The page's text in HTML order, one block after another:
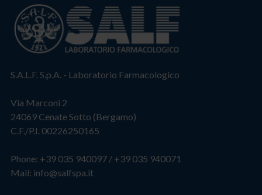
S.A.L.F. S.p.A. - Laboratorio Farmacologico
Via Marconi 2
24069 Cenate Sotto (Bergamo)
C.F./P.I. 00226250165
Phone: +39 035 940097/ +39 035 940071
Mail: info@salfspa.it